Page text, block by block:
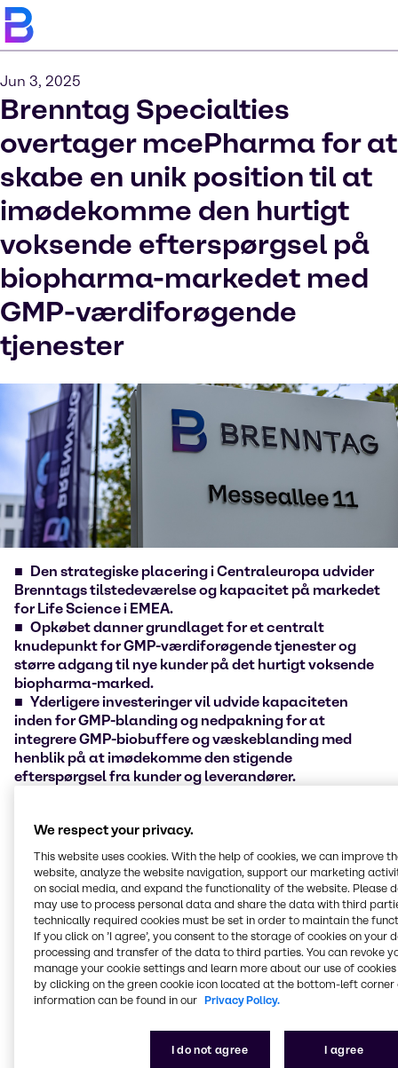
Jun 3, 2025
Brenntag Specialties
overtager mcePharma for at
skabe en unik position til at
imødekomme den hurtigt
voksende efterspørgsel på
biopharma-markedet med
GMP-værdiforøgende
tjenester
Den strategiske placering i Centraleuropa udvider
Brenntags tilstedeværelse og kapacitet på markedet
for Life Science i EMEA.
Opkøbet danner grundlaget for et centralt
knudepunkt for GMP-værdiforøgende tjenester og
større adgang til nye kunder på det hurtigt voksende
biopharma-marked.
Yderligere investeringer vil udvide kapaciteten
inden for GMP-blanding og nedpakning for at
integrere GMP-biobuffere og væskeblanding med
henblik på at imødekomme den stigende
efterspørgsel fra kunder og leverandører.
og ingredienser, har i dag offentliggjort overtagelsen
af mcePharma a.s. i Tjekkiet. Overtagelsen og
yderligere investeringer i mcePharmas anlæg vil
styrke Brenntags kompetencer i hele værdikæden
inden for farmaceutiske og biofarmaceutiske
produkter.
De eksisterende topmoderne GMP-faciliteter,
avancerede prøveudtagningsservices og ekspertise
inden for både udvikling af håndkøbsmedicin og
af kompetencer og værdiskabende services, som
Brenntag Pharma tilbyder sine kunder i EMEA-
We respect your privacy.
This website uses cookies. With the help of cookies, we can improve
website, analyze the website navigation, support our marketing
on social media, and expand the functionality of the website. Please
may use to process personal data and share the data with third
technically required cookies must be set in order to maintain the
If you click on ’I agree’, you consent to the storage of cookies on your
processing and transfer of the data to third parties. You can revoke
manage your cookie settings and learn more about our use of cookies
by clicking on the green cookie icon located at the bottom-left corner
information can be found in our Privacy Policy.
I do not agree I agree